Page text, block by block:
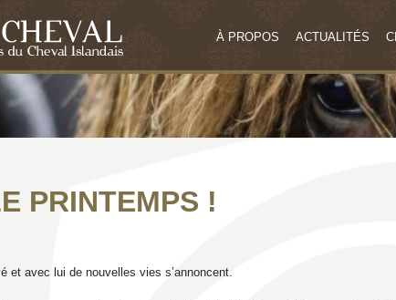
À PROPOS ACTUALITÉS
PRINTEMPS !
et avec lui de nouvelles vies s’annoncent.